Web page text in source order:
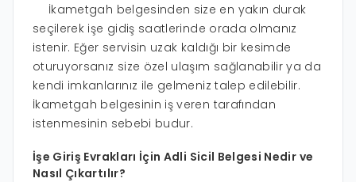
İkametgah belgesinden size en yakın durak
seçilerek işe gidiş saatlerinde orada olmanız
istenir. Eğer servisin uzak kaldığı bir kesimde
oturuyorsanız size özel ulaşım sağlanabilir ya da
kendi imkanlarınız ile gelmeniz talep edilebilir.
İkametgah belgesinin iş veren tarafından
istenmesinin sebebi budur.
İşe Giriş Evrakları İçin Adli Sicil Belgesi Nedir ve
Nasıl Çıkartılır?